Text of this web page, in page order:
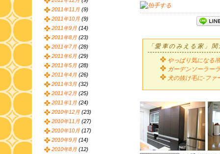
「愛車のみえる家」
やっぱり気になる
ガーデンソーラー
犬の抜け毛に-ファ
2011年11月 (9)
2011年10月 (9)
2011年9月 (14)
2011年8月 (23)
2011年7月 (28)
2011年6月 (29)
2011年5月 (28)
2011年4月 (26)
2011年3月 (32)
2011年2月 (25)
2011年1月 (24)
2010年12月 (23)
2010年11月 (27)
2010年10月 (17)
2010年9月 (14)
2010年8月 (12)